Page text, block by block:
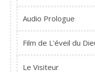
Audio Prologue
Film de L'éveil du
Le Visiteur